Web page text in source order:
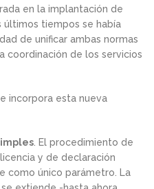
en la implantación de
últimos tiempos se había
de unificar ambas normas
coordinación de los servicios
incorpora esta nueva
. El procedimiento de
y de declaración
como único parámetro. La